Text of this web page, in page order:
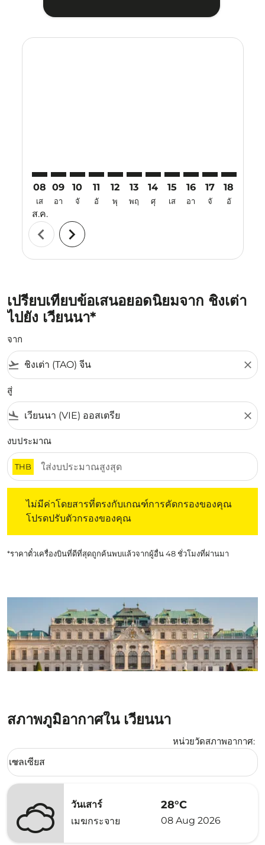
08
เส
ส.ค.
09
อา
10
จั
11
อั
12
พุ
13
พฤ
14
ศุ
15
เส
16
อา
17
จั
18
อั
chevron_left chevron_right
เปรียบเทียบข้อเสนอยอดนิยมจาก ชิงเต่า
ไปยัง เวียนนา*
จาก
flight_takeoff close
สู่
flight_land close
งบประมาณ
THB
ไม่มีค่าโดยสารที่ตรงกับเกณฑ์การคัดกรองของคุณ
โปรดปรับตัวกรองของคุณ
*ราคาตั๋วเครื่องบินที่ดีที่สุดถูกค้นพบแล้วจากผู้อื่น 48 ชั่วโมงที่ผ่านมา
สภาพภูมิอากาศใน เวียนนา
หน่วยวัดสภาพอากาศ:
Weather unit option เซลเซียส Selected
เซลเซียส
keyboard_arrow_down
วันเสาร์
เมฆกระจาย
28°C
08 Aug 2026